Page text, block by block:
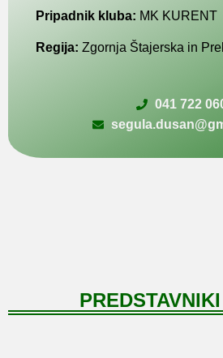
Pripadnik kluba: MK KURENT
Regija: Zgornja Štajerska in
041 722